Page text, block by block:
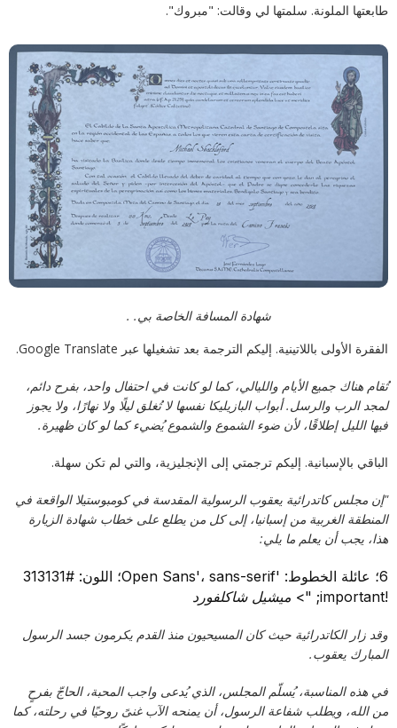
طابعتها الملونة. سلمتها لي وقالت: "مبروك".
شهادة المسافة الخاصة بي. .
الفقرة الأولى باللاتينية. إليكم الترجمة بعد تشغيلها عبر Google Translate.
تُقام هناك جميع الأيام والليالي، كما لو كانت في احتفال واحد، بفرح دائم،
لمجد الرب والرسل. أبواب البازيليكا نفسها لا تُغلق ليلًا ولا نهارًا، ولا يجوز
فيها الليل إطلاقًا، لأن ضوء الشموع والشموع يُضيء كما لو كان ظهيرة.
الباقي بالإسبانية. إليكم ترجمتي إلى الإنجليزية، والتي لم تكن سهلة.
"إن مجلس كاتدرائية يعقوب الرسولية المقدسة في كومبوستيلا الواقعة في
المنطقة الغربية من إسبانيا، إلى كل من يطلع على خطاب شهادة الزيارة
هذا، يجب أن يعلم ما يلي:
6؛ عائلة الخطوط: 'Open Sans'، sans-serif؛ اللون: #313131
ميشيل شاكلفورد
وقد زار الكاتدرائية حيث كان المسيحيون منذ القدم يكرمون جسد الرسول
المبارك يعقوب.
في هذه المناسبة، يُسلّم المجلس، الذي يُدعى واجب المحبة، الحاجّ بفرحٍ
من الله، ويطلب شفاعة الرسول، أن يمنحه الآب غنىً روحيًا في رحلته، كما